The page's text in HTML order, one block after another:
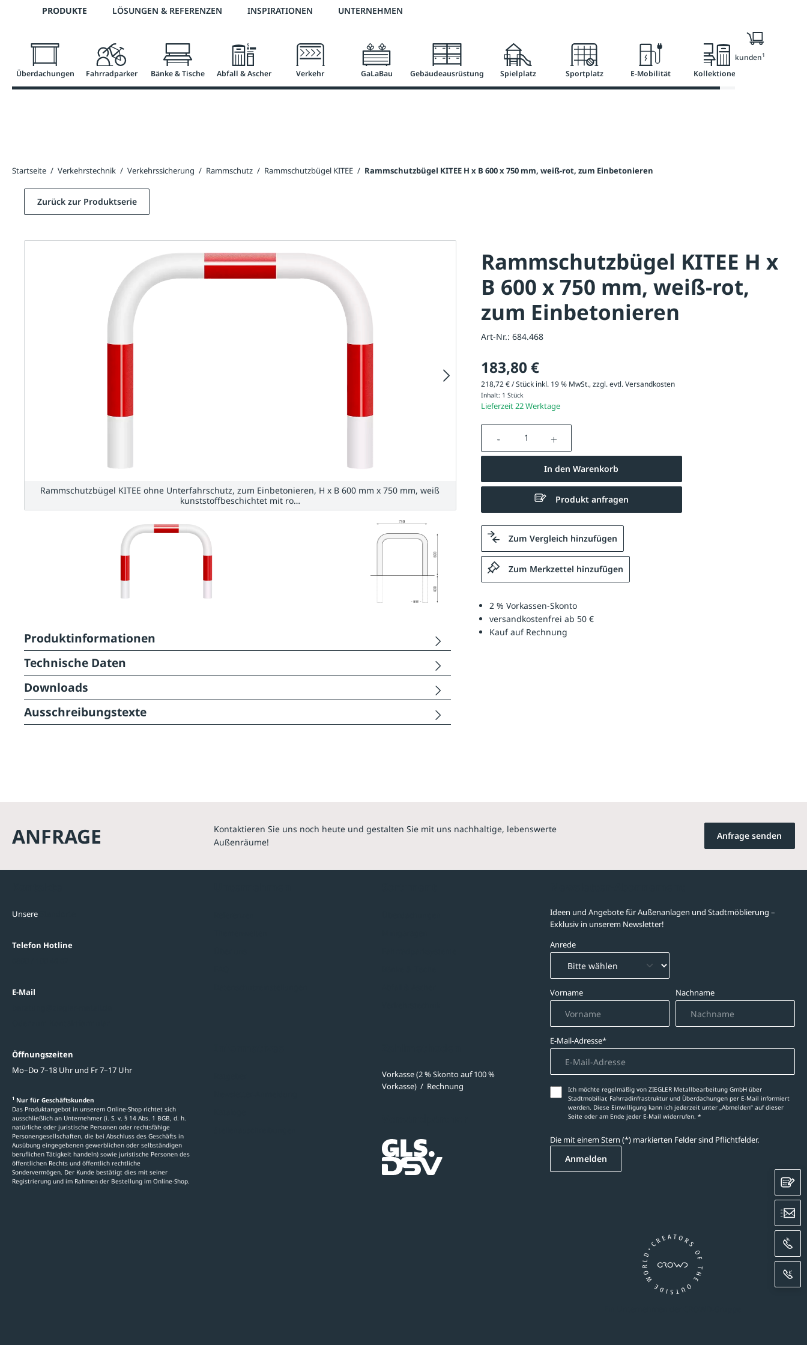
Zur Hauptnavigation springen
Telefon: 0800 / 100 49 02 2 % Vorkassen-Skonto versandkostenfrei ab 50 €
PRODUKTE LÖSUNGEN & REFERENZEN INSPIRATIONEN UNTERNEHMEN
Überdachungen Fahrradparker Bänke & Tische Abfall & Ascher Verkehr GaLaBau Gebäudeausrüstung Spielplatz Sportplatz E-Mobilität Kollektionen
Nur für Geschäftskunden1
Startseite / Verkehrstechnik / Verkehrssicherung / Rammschutz / Rammschutzbügel KITEE / Rammschutzbügel KITEE H x B 600 x 750 mm, weiß-rot, zum Einbetonieren
Rammschutzbügel KITEE H x
B 600 x 750 mm, weiß-rot,
zum Einbetonieren
Art-Nr.: 684.468
183,80 €
218,72 € / Stück inkl. 19 % MwSt., zzgl. evtl.Versandkosten
Inhalt: 1 Stück
Lieferzeit 22 Werktage
Produkt Anzahl: Gib den gewünschten Wert ein oder
In den Warenkorb
Produkt anfragen
Zum Vergleich hinzufügen
Zum Merkzettel hinzufügen
2 % Vorkassen-Skonto
versandkostenfrei ab 50 €
Kauf auf Rechnung
Zurück zur Produktserie
Rammschutzbügel KITEE ohne Unterfahrschutz, zum Einbetonieren, H x B 600 mm x 750 mm, weiß
kunststoffbeschichtet mit ro…
Produktinformationen
Technische Daten
Downloads
Ausschreibungstexte
ANFRAGE
Kontaktieren Sie uns noch heute und gestalten Sie mit uns nachhaltige, lebenswerte
Außenräume!
Anfrage senden
Unsere
Telefon Hotline
E-Mail
Öffnungszeiten
Mo–Do 7–18 Uhr und Fr 7–17 Uhr
1 Nur für Geschäftskunden
Das Produktangebot in unserem Online-Shop richtet sich
ausschließlich an Unternehmer (i. S. v. § 14 Abs. 1 BGB, d. h.
natürliche oder juristische Personen oder rechtsfähige
Personengesellschaften, die bei Abschluss des Geschäfts in
Ausübung eingegebenen gewerblichen oder selbständigen
beruflichen Tätigkeit handeln) sowie juristische Personen des
öffentlichen Rechts und öffentlich rechtliche
Sondervermögen. Der Kunde bestätigt dies mit seiner
Registrierung und im Rahmen der Bestellung im Online-Shop.
Vorkasse (2 % Skonto auf 100 %
Vorkasse) / Rechnung
Ideen und Angebote für Außenanlagen und Stadtmöblierung –
Exklusiv in unserem Newsletter!
Anrede
Vorname Nachname
E-Mail-Adresse*
Ich möchte regelmäßig von ZIEGLER Metallbearbeitung GmbH über
Stadtmobiliar, Fahrradinfrastruktur und Überdachungen per E-Mail informiert
werden. Diese Einwilligung kann ich jederzeit unter „Abmelden‘‘ auf dieser
Seite oder am Ende jeder E-Mail widerrufen. *
Die mit einem Stern (*) markierten Felder sind Pflichtfelder.
Anmelden